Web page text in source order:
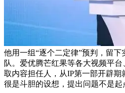
他用一组“逐个二定律”预判，留
队。爱优腾芒红果等各大视频平
取内容担任人，从IP第一部开辟
很是斗胆的设想，提出问题不是起